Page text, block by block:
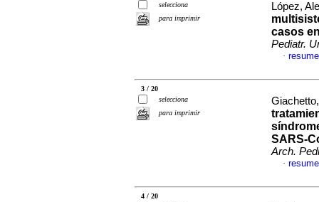
selecciona
para imprimir
López,
casos
Pediatr.
·
3 / 20
selecciona
para imprimir
SARS-
Arch.
·
4 / 20